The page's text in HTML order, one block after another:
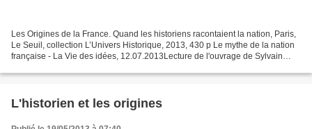
Les Origines de la France. Quand les historiens racontaient la nation, Paris,
Le Seuil, collection L’Univers Historique, 2013, 430 p Le mythe de la nation
française - La Vie des idées, 12.07.2013Lecture de l'ouvrage de Sylvain
L'historien et les origines